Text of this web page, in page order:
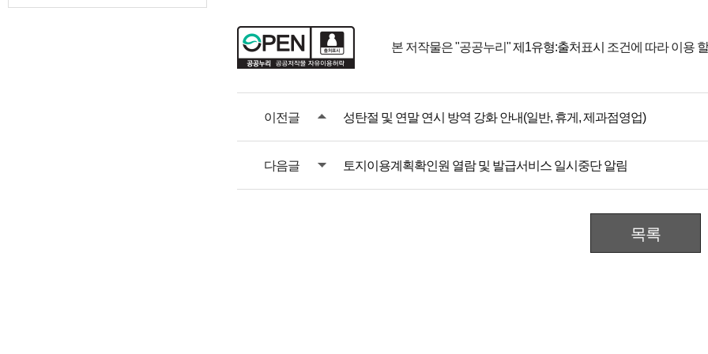
본 저작물은 "공공누리"제1유형:출처표시 조건에 따라 이용
이전글 성탄절 및 연말 연시 방역 강화 안내(일반, 휴게, 제과점영업)
다음글 토지이용계획확인원 열람 및 발급서비스 일시중단 알림
목록